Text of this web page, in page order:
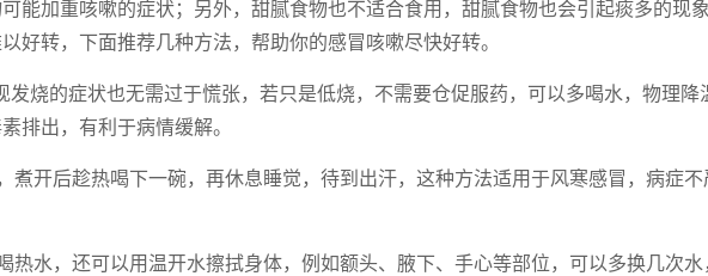
能加重咳嗽的症状；另外，甜腻食物也不适合食用，甜腻食物也会引起痰多的现
好转，下面推荐几种方法，帮助你的感冒咳嗽尽快好转。
发烧的症状也无需过于慌张，若只是低烧，不需要仓促服药，可以多喝水，物理降
排出，有利于病情缓解。
煮开后趁热喝下一碗，再休息睡觉，待到出汗，这种方法适用于风寒感冒，病症不
热水，还可以用温开水擦拭身体，例如额头、腋下、手心等部位，可以多换几次水